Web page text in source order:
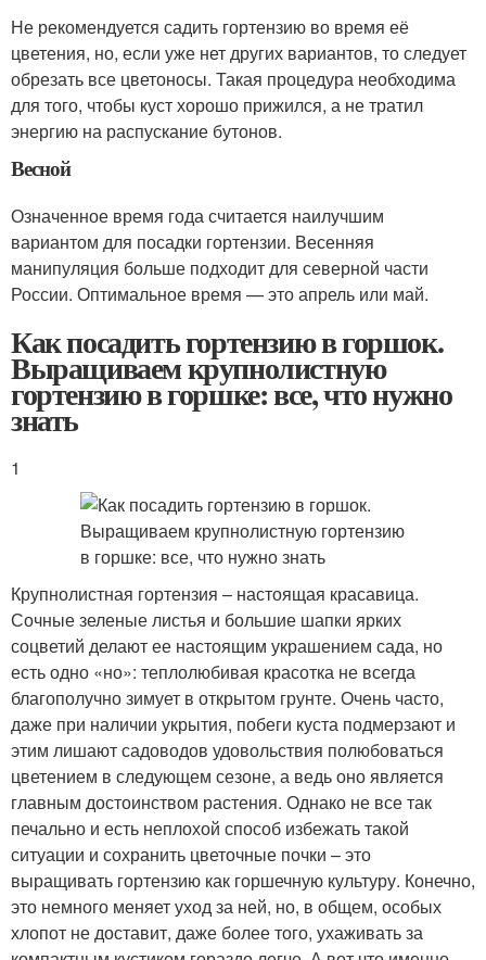
Не рекомендуется садить гортензию во время её
цветения, но, если уже нет других вариантов, то следует
обрезать все цветоносы. Такая процедура необходима
для того, чтобы куст хорошо прижился, а не тратил
энергию на распускание бутонов.
Весной
Означенное время года считается наилучшим
вариантом для посадки гортензии. Весенняя
манипуляция больше подходит для северной части
России. Оптимальное время — это апрель или май.
Как посадить гортензию в горшок.
Выращиваем крупнолистную
гортензию в горшке: все, что нужно
знать
1
Крупнолистная гортензия – настоящая красавица.
Сочные зеленые листья и большие шапки ярких
соцветий делают ее настоящим украшением сада, но
есть одно «но»: теплолюбивая красотка не всегда
благополучно зимует в открытом грунте. Очень часто,
даже при наличии укрытия, побеги куста подмерзают и
этим лишают садоводов удовольствия полюбоваться
цветением в следующем сезоне, а ведь оно является
главным достоинством растения. Однако не все так
печально и есть неплохой способ избежать такой
ситуации и сохранить цветочные почки – это
выращивать гортензию как горшечную культуру. Конечно,
это немного меняет уход за ней, но, в общем, особых
хлопот не доставит, даже более того, ухаживать за